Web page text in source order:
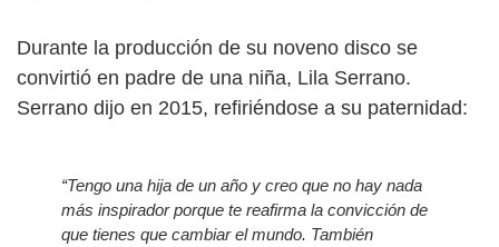
Durante la producción de su noveno disco se
convirtió en padre de una niña, Lila Serrano.
Serrano dijo en 2015, refiriéndose a su paternidad:
“Tengo una hija de un año y creo que no hay nada
más inspirador porque te reafirma la convicción de
que tienes que cambiar el mundo. También